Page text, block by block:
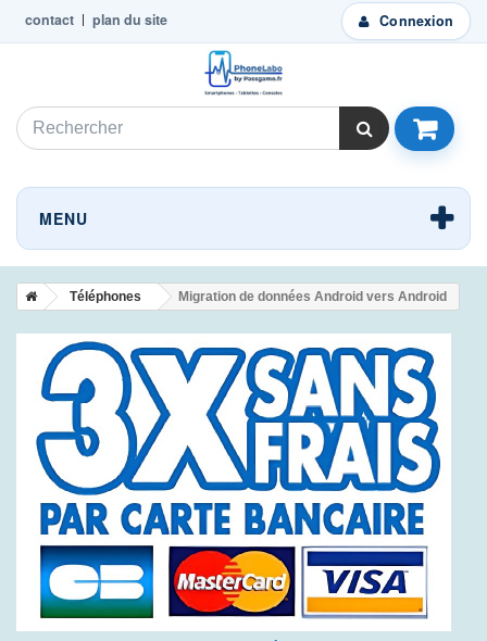
Connexion
contact plan du site
MENU
Téléphones Migration de données Android vers Android